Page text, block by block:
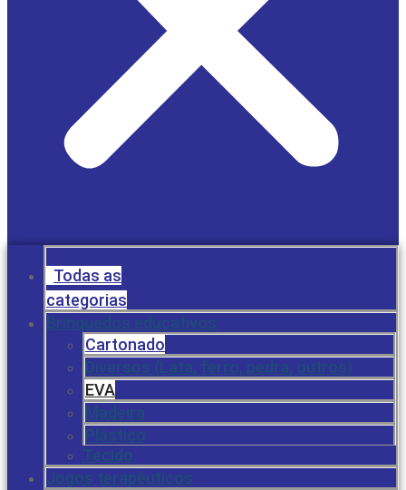
Todas as
categorias
Brinquedos educativos
Cartonado
Diversos (Lata, ferro, pedra, outros)
EVA
Madeira
Plástico
Tecido
Jogos terapêuticos